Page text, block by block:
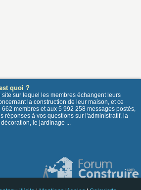
quoi ?
site sur lequel les membres échangent leurs
la construction de leur maison, et ce
membres et aux 5 992 258 messages postés,
réponses à vos questions sur l'administratif, la
le jardinage ...